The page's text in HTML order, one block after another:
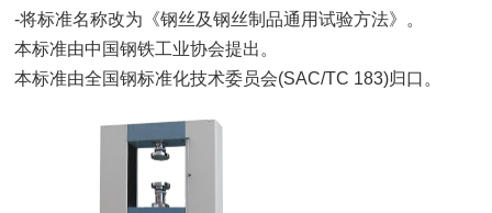
-将标准名称改为《钢丝及钢丝制品通用试验方法》。
本标准由中国钢铁工业协会提出。
本标准由全国钢标准化技术委员会(SAC/TC 183)归口。